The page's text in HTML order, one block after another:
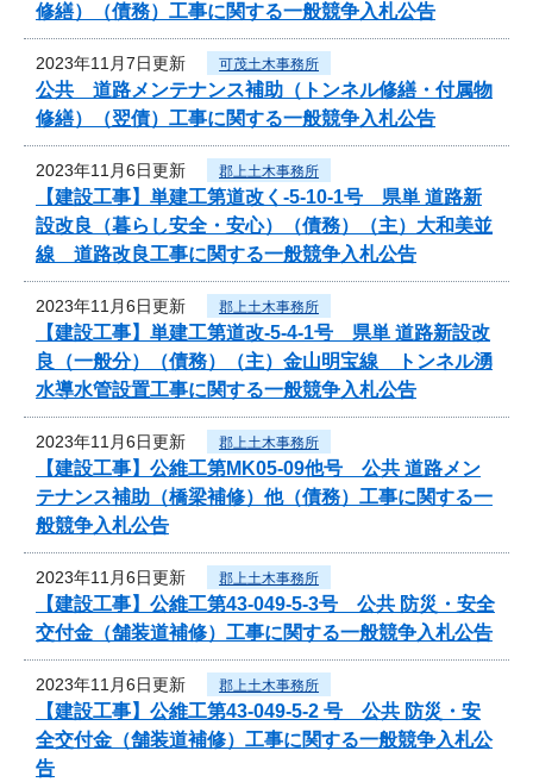
修繕）（債務）工事に関する一般競争入札公告
2023年11月7日更新 可茂土木事務所
公共 道路メンテナンス補助（トンネル修繕・付属物
修繕）（翌債）工事に関する一般競争入札公告
2023年11月6日更新 郡上土木事務所
【建設工事】単建工第道改く-5-10-1号 県単 道路新
設改良（暮らし安全・安心）（債務）（主）大和美並
線 道路改良工事に関する一般競争入札公告
2023年11月6日更新 郡上土木事務所
【建設工事】単建工第道改-5-4-1号 県単 道路新設改
良（一般分）（債務）（主）金山明宝線 トンネル湧
水導水管設置工事に関する一般競争入札公告
2023年11月6日更新 郡上土木事務所
【建設工事】公維工第MK05-09他号 公共 道路メン
テナンス補助（橋梁補修）他（債務）工事に関する一
般競争入札公告
2023年11月6日更新 郡上土木事務所
【建設工事】公維工第43-049-5-3号 公共 防災・安全
交付金（舗装道補修）工事に関する一般競争入札公告
2023年11月6日更新 郡上土木事務所
【建設工事】公維工第43-049-5-2 号 公共 防災・安
全交付金（舗装道補修）工事に関する一般競争入札公
告